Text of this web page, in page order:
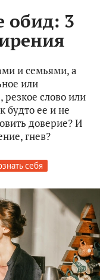
обид: 3
и семьями, а
или
слово или
будто ее и не
доверие? И
гнев?
себя